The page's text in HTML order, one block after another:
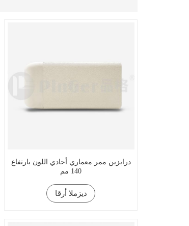
درابزين ممر معماري أحادي اللون بارتفاع
140 مم
ديزملا أرقا